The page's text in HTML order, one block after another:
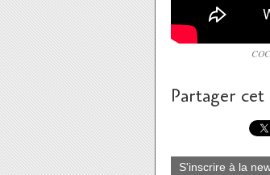
Partager
S'inscrire à la